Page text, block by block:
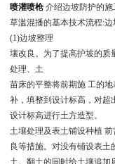
喷灌喷枪 介绍边坡防护的施
草滥混播的基本技术流程:边
(1)边坡整理
壤改良。为了提高护坡的质
处理、土
苗床的平整将前期施 工的
补，填整到设计标高，对超
设计标高进行土方造型。
土壤处理及表土铺设种植
良等措施。对没有铺设表
土。翻土的同时给土壤追